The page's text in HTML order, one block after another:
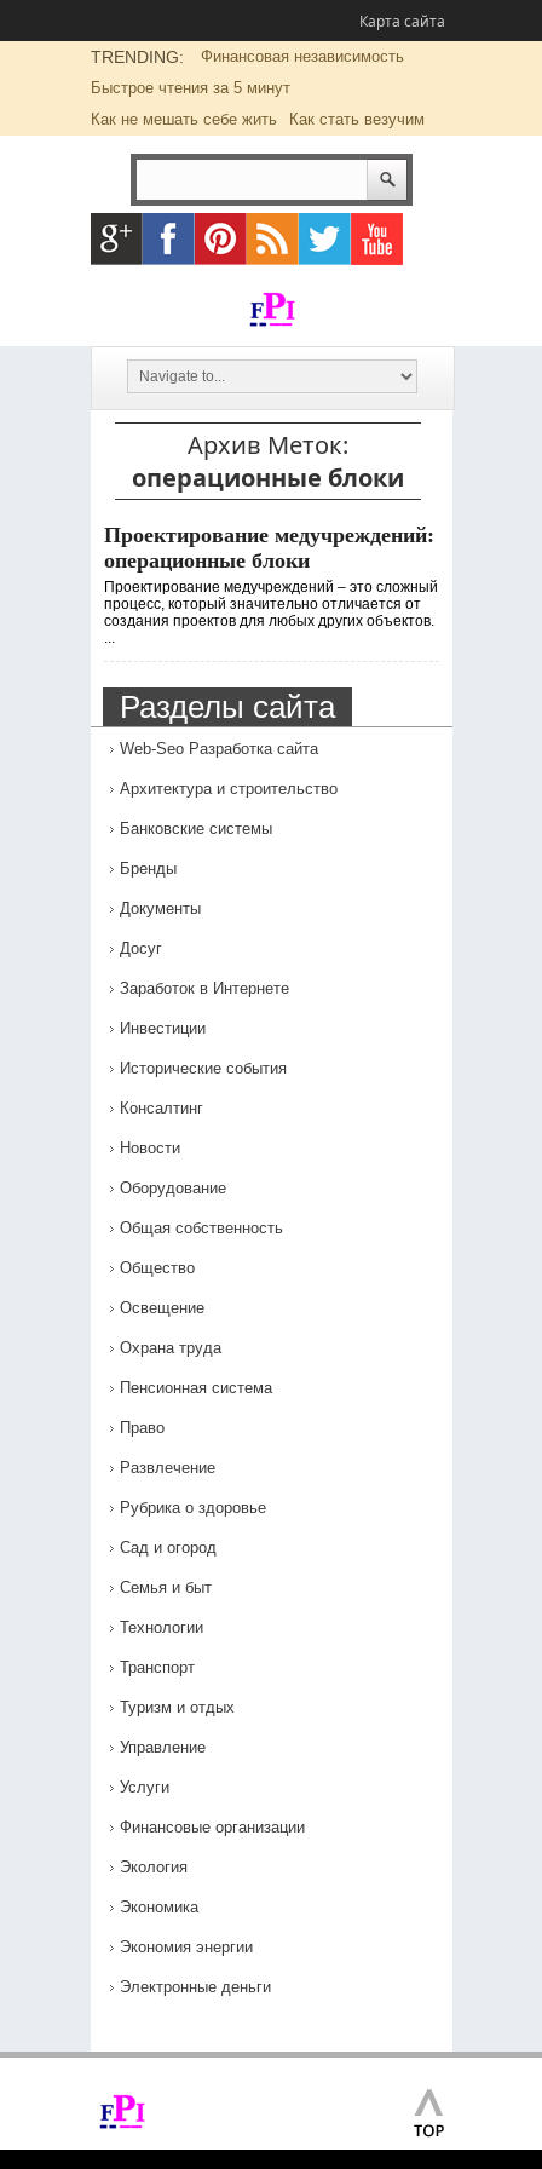
Карта сайта
TRENDING:
Финансовая независимость
Быстрое чтения за 5 минут
Как не мешать себе жить
Как стать везучим
Архив Меток:
операционные блоки
Проектирование медучреждений:
операционные блоки
Проектирование медучреждений – это сложный
процесс, который значительно отличается от
создания проектов для любых других объектов.
...
Разделы сайта
Web-Seo Разработка сайта
Архитектура и строительство
Банковские системы
Бренды
Документы
Досуг
Заработок в Интернете
Инвестиции
Исторические события
Консалтинг
Новости
Оборудование
Общая собственность
Общество
Освещение
Охрана труда
Пенсионная система
Право
Развлечение
Рубрика о здоровье
Сад и огород
Семья и быт
Технологии
Транспорт
Туризм и отдых
Управление
Услуги
Финансовые организации
Экология
Экономика
Экономия энергии
Электронные деньги